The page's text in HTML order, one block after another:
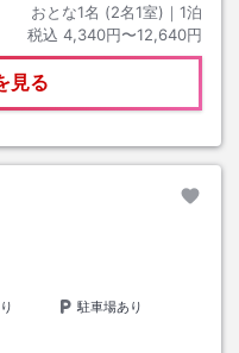
おとな1名 (2名1室)｜ 1泊
税込 4,340円〜12,640円
見る
駐車場あり